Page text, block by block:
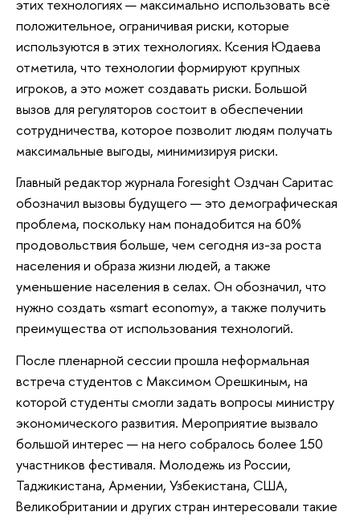
этих технологиях — максимально использовать всё
положительное, ограничивая риски, которые
используются в этих технологиях. Ксения Юдаева
отметила, что технологии формируют крупных
игроков, а это может создавать риски. Большой
вызов для регуляторов состоит в обеспечении
сотрудничества, которое позволит людям получать
максимальные выгоды, минимизируя риски.
Главный редактор журнала Foresight Оздчан Саритас
обозначил вызовы будущего — это демографическая
проблема, поскольку нам понадобится на 60%
продовольствия больше, чем сегодня из-за роста
населения и образа жизни людей, а также
уменьшение населения в селах. Он обозначил, что
нужно создать «smart economy», а также получить
преимущества от использования технологий.
После пленарной сессии прошла неформальная
встреча студентов с Максимом Орешкиным, на
которой студенты смогли задать вопросы министру
экономического развития. Мероприятие вызвало
большой интерес — на него собралось более 150
участников фестиваля. Молодежь из России,
Таджикистана, Армении, Узбекистана, США,
Великобритании и других стран интересовали такие